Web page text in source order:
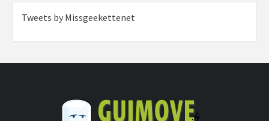
Tweets by Missgeekettenet